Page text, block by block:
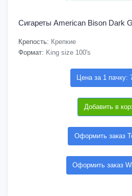
Сигареты American Bison Dark
Крепость: Крепкие
Формат: King size 100's
Цена за 1 пачку:
Добавить в
Оформить заказ
Оформить заказ